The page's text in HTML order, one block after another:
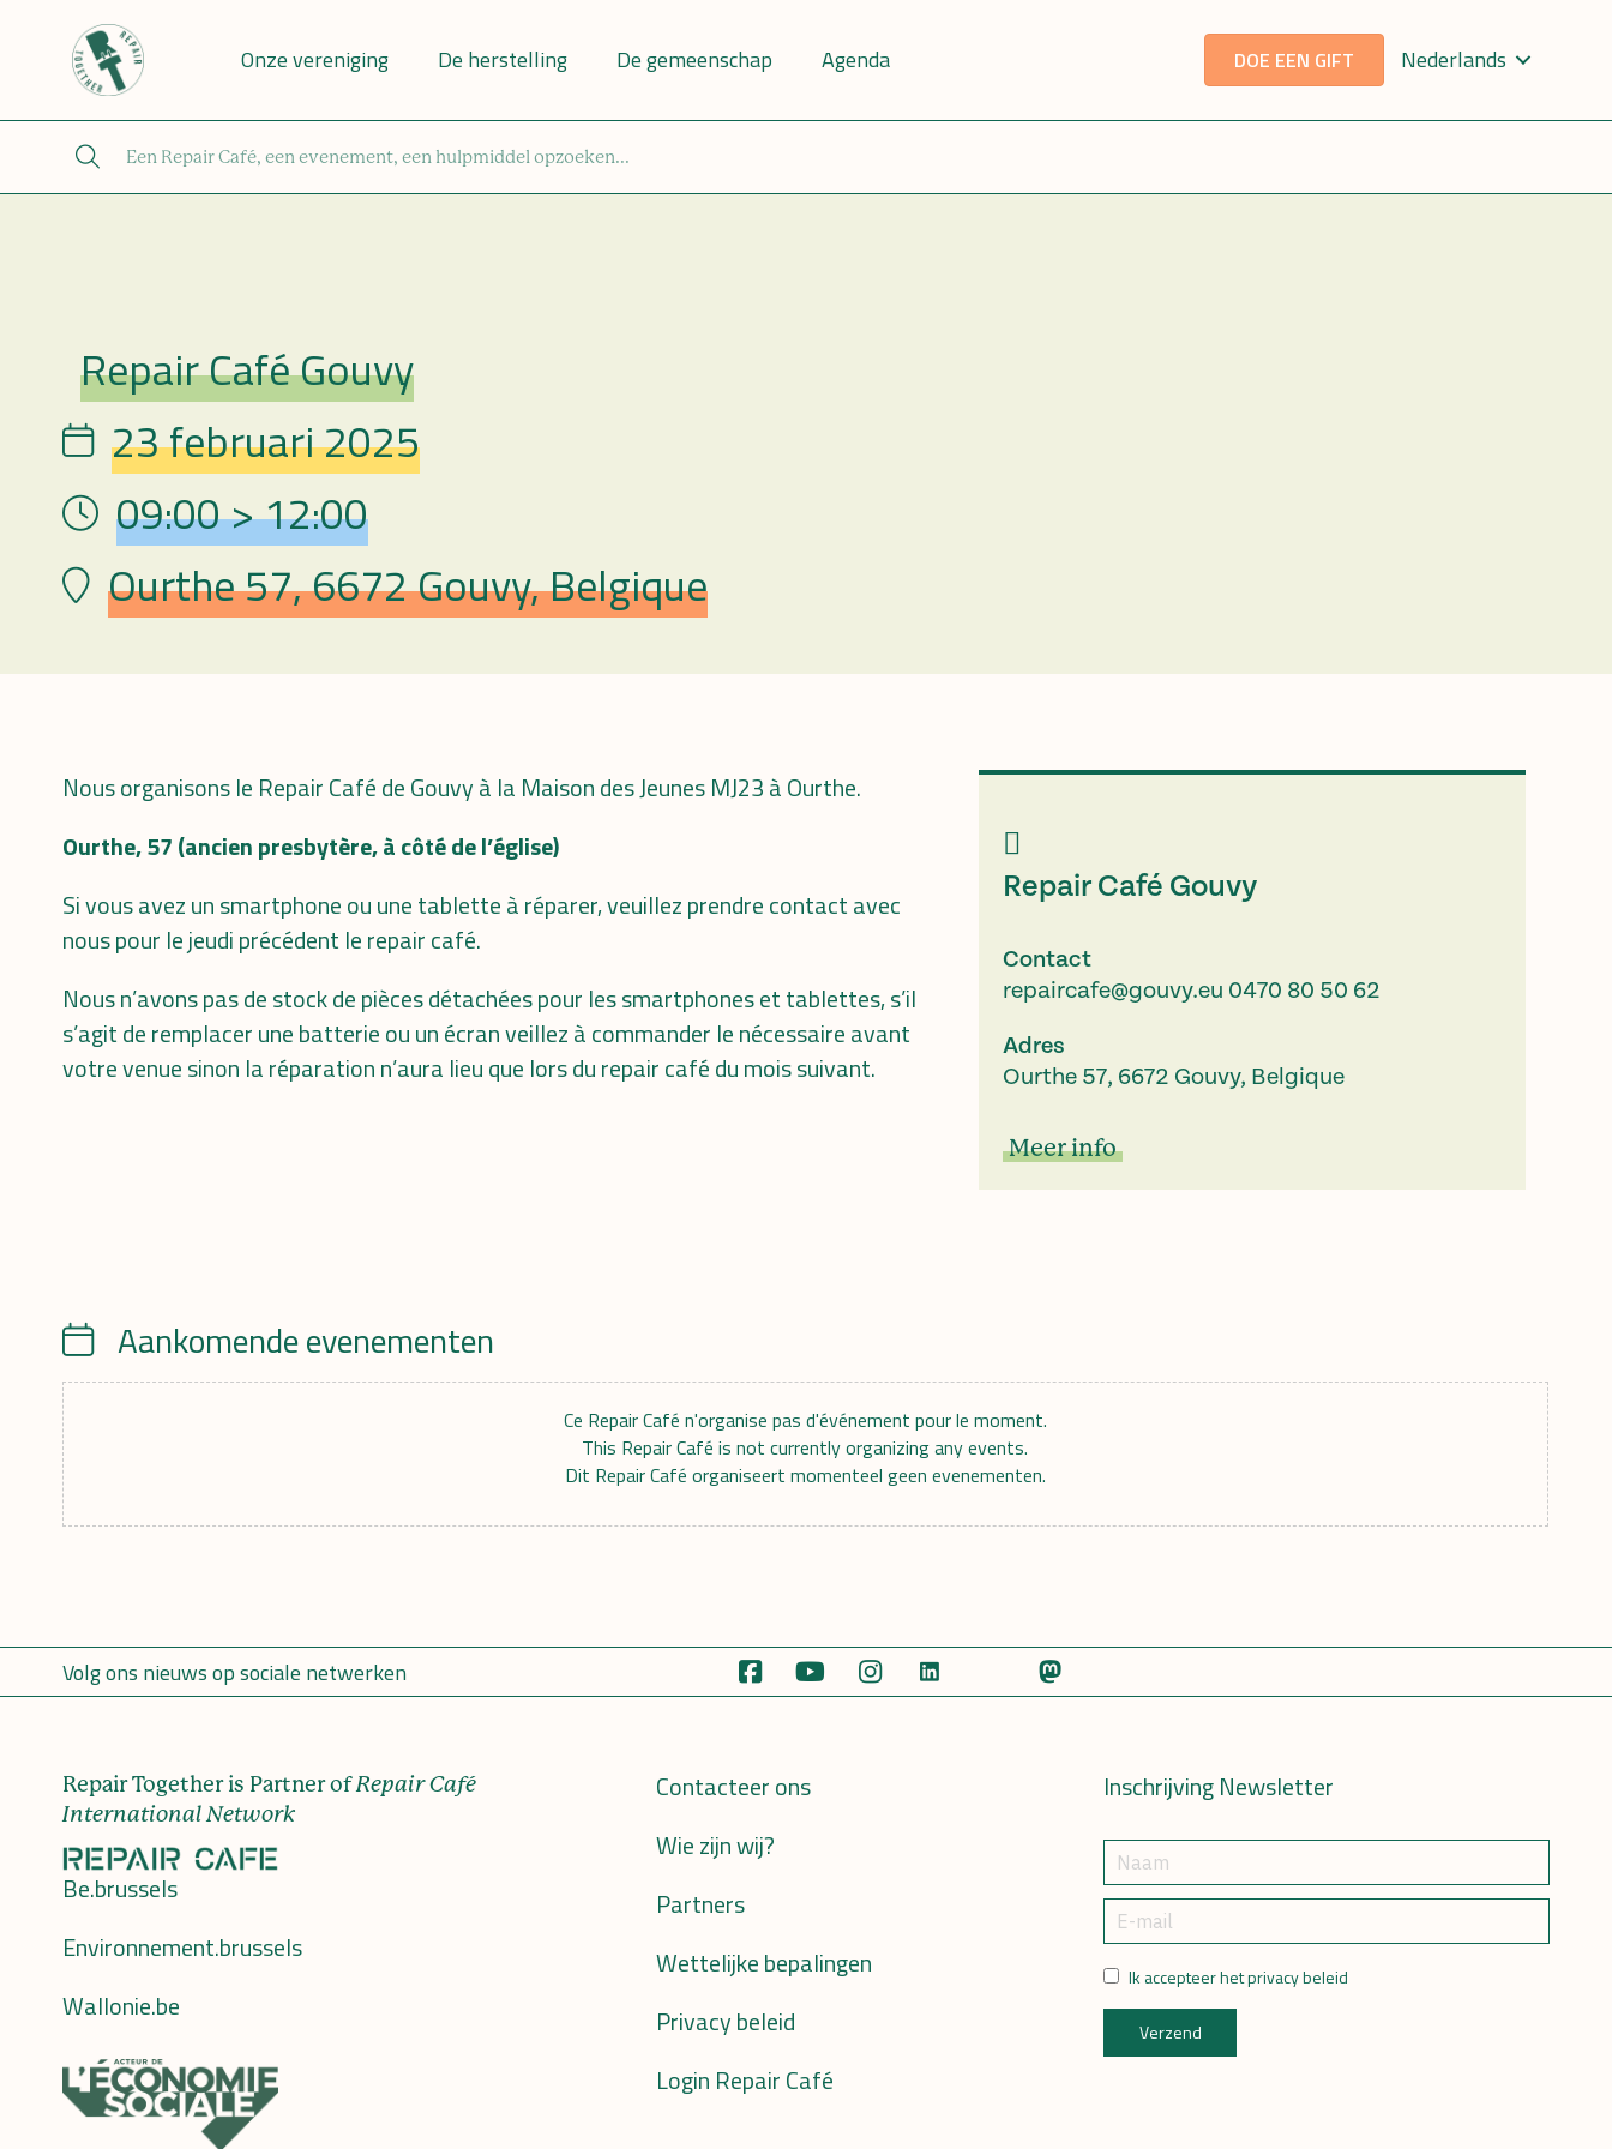
Onze vereniging De herstelling De gemeenschap Agenda DOE EEN GIFT Nederlands
Repair Café
Repair Café Gouvy
Date 23 februari 2025
Hour 09:00 > 12:00
PlaatsOurthe 57, 6672 Gouvy, Belgique
Nous organisons le Repair Café de Gouvy à la Maison des Jeunes MJ23 à Ourthe.
Ourthe, 57 (ancien presbytère, à côté de l’église)
Si vous avez un smartphone ou une tablette à réparer, veuillez prendre contact avec
nous pour le jeudi précédent le repair café.
Nous n’avons pas de stock de pièces détachées pour les smartphones et tablettes, s’il
s’agit de remplacer une batterie ou un écran veillez à commander le nécessaire avant
votre venue sinon la réparation n’aura lieu que lors du repair café du mois suivant.
Repair Café Gouvy
Contact
repaircafe@gouvy.eu 0470 80 50 62
Adres
Ourthe 57, 6672 Gouvy, Belgique
Meer info
CalendarAankomende evenementen
Ce Repair Café n'organise pas d'événement pour le moment.
This Repair Café is not currently organizing any events.
Dit Repair Café organiseert momenteel geen evenementen.
Volg ons nieuws op sociale netwerken
Repair Together is Partner ofRepair Café
International Network
Be.brussels
Environnement.brussels
Wallonie.be
Contacteer ons
Wie zijn wij?
Partners
Wettelijke bepalingen
Privacy beleid
Login Repair Café
Inschrijving Newsletter
Ik accepteer het privacy beleid
Verzend